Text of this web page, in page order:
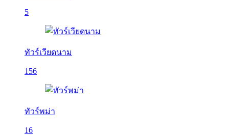
5
ทัวร์เวียดนาม
156
ทัวร์พม่า
16